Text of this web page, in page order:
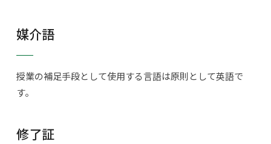
媒介語
授業の補足手段として使用する言語は原則として英語で
す。
修了証